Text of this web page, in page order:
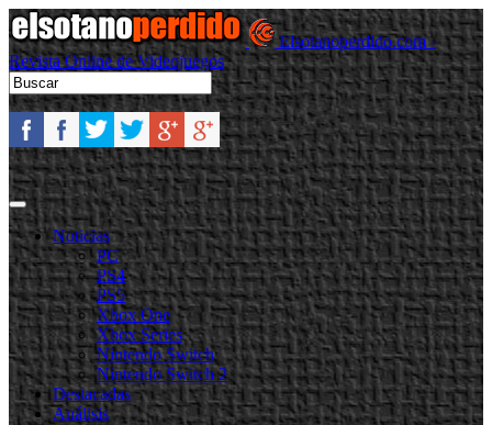
Elsotanoperdido.com -
Revista Online de Videojuegos
Noticias
PC
PS4
PS5
Xbox One
Xbox Series
Nintendo Switch
Nintendo Switch 2
Destacadas
Análisis